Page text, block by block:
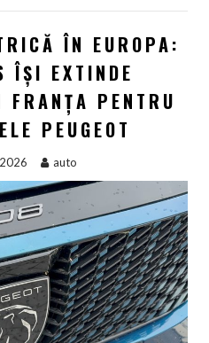
ÎN EUROPA:
ÎȘI EXTINDE
PENTRU
PEUGEOT
auto